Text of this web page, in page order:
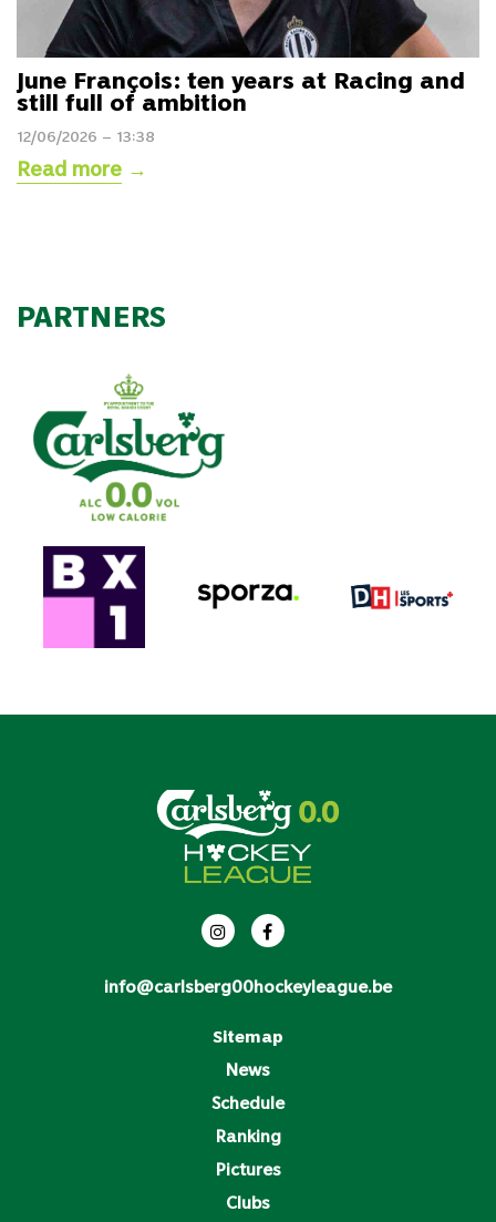
June François: ten years at Racing and
still full of ambition
12/06/2026 – 13:38
Read more →
PARTNERS
info@carlsberg00hockeyleague.be
Sitemap
News
Schedule
Ranking
Pictures
Clubs